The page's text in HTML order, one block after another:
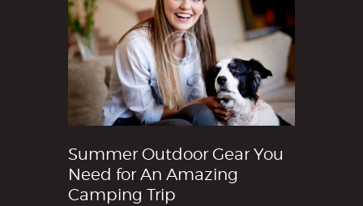
Summer Outdoor Gear You
Need for An Amazing
Camping Trip